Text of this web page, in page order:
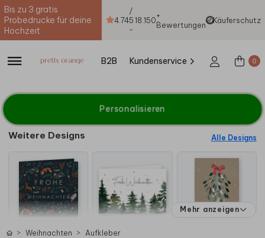
Bis zu 3 gratis
Probedrucke für deine
Hochzeit
4.74
/
5
-
18.150+
Bewertungen
Käuferschutz
B2B Kundenservice 0
Personalisieren
Weitere Designs Alle Designs
Mehr anzeigen
Weihnachten Aufkleber